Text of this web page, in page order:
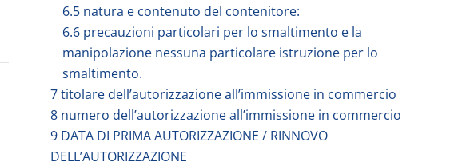
6.5 natura e contenuto del contenitore:
6.6 precauzioni particolari per lo smaltimento e la
manipolazione nessuna particolare istruzione per lo
smaltimento.
7 titolare dell’autorizzazione all’immissione in commercio
8 numero dell’autorizzazione all’immissione in commercio
9 DATA DI PRIMA AUTORIZZAZIONE / RINNOVO
DELL’AUTORIZZAZIONE